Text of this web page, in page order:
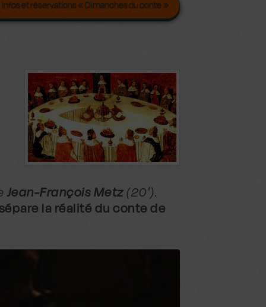
Infos et réservations « Dimanches du conte »
Jean-François Metz(20′).
la réalité du conte de